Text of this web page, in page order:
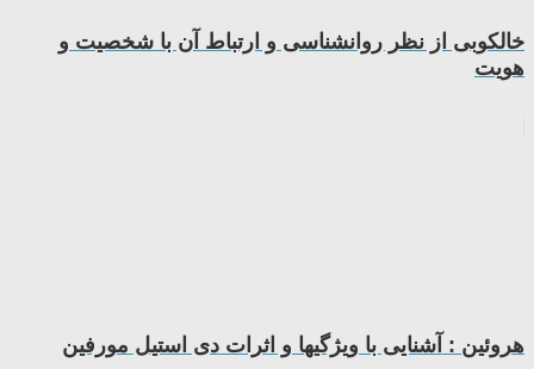
خالکوبی از نظر روانشناسی و ارتباط آن با شخصیت و
هویت
هروئین : آشنایی با ویژگیها و اثرات دی استیل مورفین